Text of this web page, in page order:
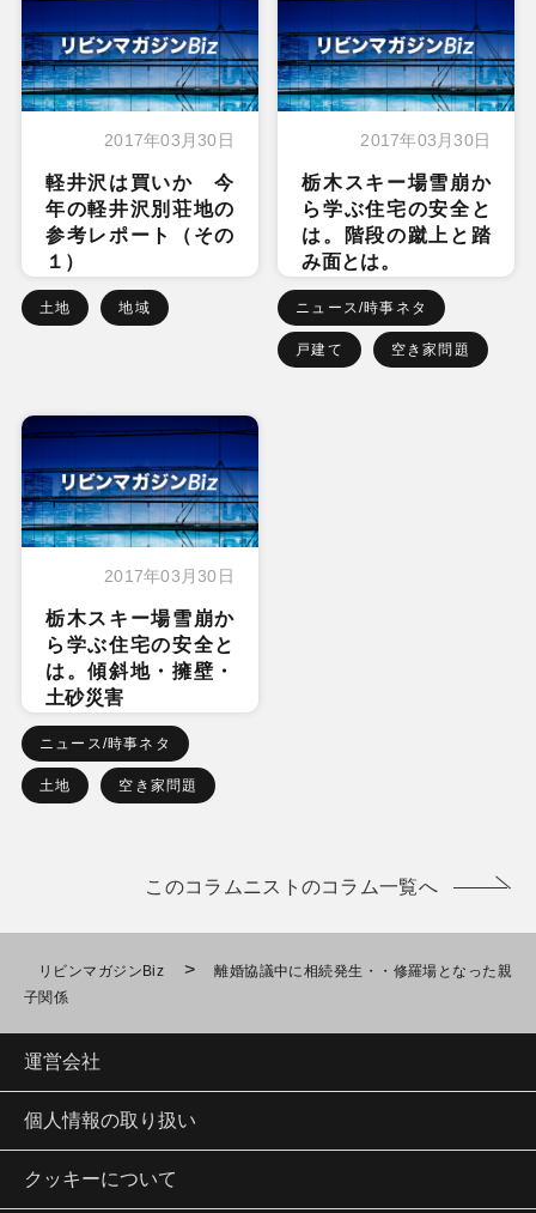
2017年03月30日
軽井沢は買いか 今
年の軽井沢別荘地の
参考レポート（その
１）
土地 地域
2017年03月30日
栃木スキー場雪崩か
ら学ぶ住宅の安全と
は。階段の蹴上と踏
み面とは。
ニュース/時事ネタ
戸建て 空き家問題
2017年03月30日
栃木スキー場雪崩か
ら学ぶ住宅の安全と
は。傾斜地・擁壁・
土砂災害
ニュース/時事ネタ
土地 空き家問題
このコラムニストのコラム一覧へ
リビンマガジンBiz >
離婚協議中に相続発生・・修羅場となった親
子関係
運営会社
個人情報の取り扱い
クッキーについて